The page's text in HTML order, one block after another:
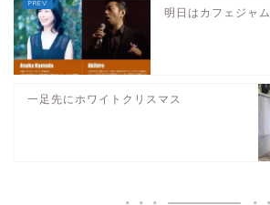
明日はカフェジャム
一足先にホワイトクリスマス